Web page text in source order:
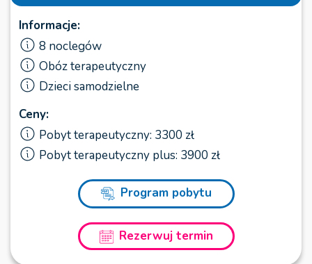
Informacje:
8 noclegów
Obóz terapeutyczny
Dzieci samodzielne
Ceny:
Pobyt terapeutyczny: 3300 zł
Pobyt terapeutyczny plus: 3900 zł
Program pobytu
Rezerwuj termin